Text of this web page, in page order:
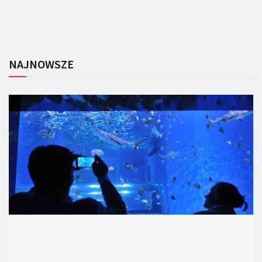
NAJNOWSZE